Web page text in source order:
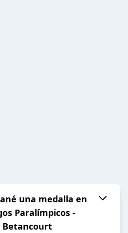
una medalla en
Paralímpicos -
Betancourt